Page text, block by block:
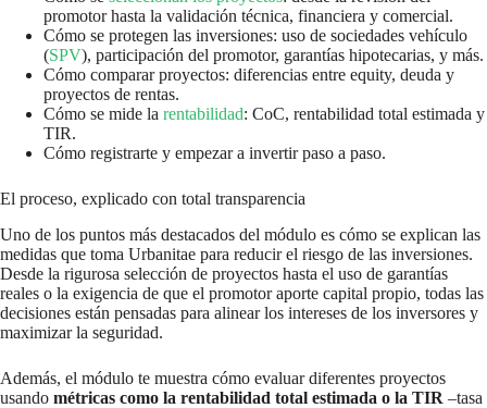
promotor hasta la validación técnica, financiera y comercial.
Cómo se protegen las inversiones: uso de sociedades vehículo
(SPV), participación del promotor, garantías hipotecarias, y más.
Cómo comparar proyectos: diferencias entre equity, deuda y
proyectos de rentas.
Cómo se mide la rentabilidad: CoC, rentabilidad total estimada y
TIR.
Cómo registrarte y empezar a invertir paso a paso.
El proceso, explicado con total transparencia
Uno de los puntos más destacados del módulo es cómo se explican las
medidas que toma Urbanitae para reducir el riesgo de las inversiones.
Desde la rigurosa selección de proyectos hasta el uso de garantías
reales o la exigencia de que el promotor aporte capital propio, todas las
decisiones están pensadas para alinear los intereses de los inversores y
maximizar la seguridad.
Además, el módulo te muestra cómo evaluar diferentes proyectos
usando métricas como la rentabilidad total estimada o la TIR –tasa